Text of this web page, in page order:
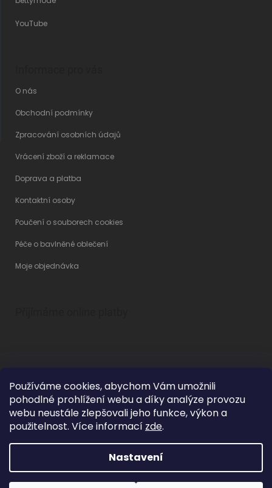
Používáme cookies, abychom Vám umožnili
pohodlné prohlížení webu a díky analýze provozu
webu neustále zlepšovali jeho funkce, výkon a
použitelnost. Více informací zde.
Nastavení
YouTube
O nás
Obchodní podmínky
Zpracování osobních údajů
Vrácení zboží a reklamace
Doprava a platba
Kontaktní osoby
Poučení o souborech cookies
Péče o bavlněné oblečení
Moje objednávka
Vytvořil Shoptet
Betty Mode. Všechna práva vyhrazena.